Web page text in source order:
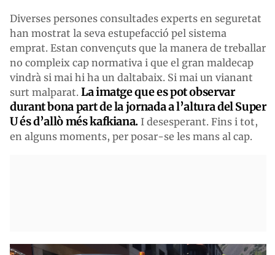
Diverses persones consultades experts en seguretat
han mostrat la seva estupefacció pel sistema
emprat. Estan convençuts que la manera de treballar
no compleix cap normativa i que el gran maldecap
vindrà si mai hi ha un daltabaix. Si mai un vianant
surt malparat. La imatge que es pot observar
durant bona part de la jornada a l’altura del Super
U és d’allò més kafkiana. I desesperant. Fins i tot,
en alguns moments, per posar-se les mans al cap.